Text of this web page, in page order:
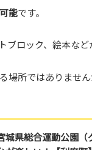
能です。
ロック、絵本など
場所ではありませ
城県総合運動公園（